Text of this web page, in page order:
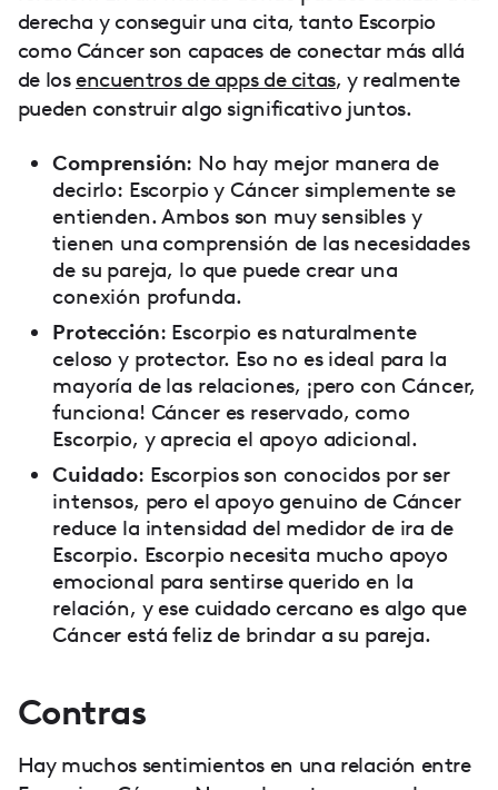
derecha y conseguir una cita, tanto Escorpio
como Cáncer son capaces de conectar más allá
de los encuentros de apps de citas, y realmente
pueden construir algo significativo juntos.
Comprensión: No hay mejor manera de
decirlo: Escorpio y Cáncer simplemente se
entienden. Ambos son muy sensibles y
tienen una comprensión de las necesidades
de su pareja, lo que puede crear una
conexión profunda.
Protección: Escorpio es naturalmente
celoso y protector. Eso no es ideal para la
mayoría de las relaciones, ¡pero con Cáncer,
funciona! Cáncer es reservado, como
Escorpio, y aprecia el apoyo adicional.
Cuidado: Escorpios son conocidos por ser
intensos, pero el apoyo genuino de Cáncer
reduce la intensidad del medidor de ira de
Escorpio. Escorpio necesita mucho apoyo
emocional para sentirse querido en la
relación, y ese cuidado cercano es algo que
Cáncer está feliz de brindar a su pareja.
Contras
Hay muchos sentimientos en una relación entre